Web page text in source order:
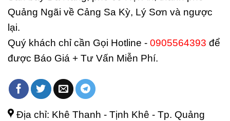
Quảng Ngãi về Cảng Sa Kỳ, Lý Sơn và ngược
lại.
Quý khách chỉ cần Gọi Hotline - 0905564393 để
được Báo Giá + Tư Vấn Miễn Phí.
Địa chỉ: Khê Thanh - Tịnh Khê - Tp. Quảng